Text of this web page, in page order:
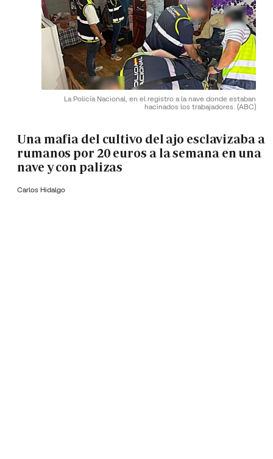
La Policía Nacional, en el registro a la nave donde estaban
hacinados los trabajadores. (ABC)
Una mafia del cultivo del ajo esclavizaba a
rumanos por 20 euros a la semana en una
nave y con palizas
Carlos Hidalgo